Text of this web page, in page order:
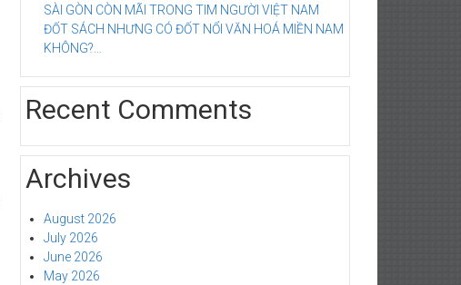
SÀI GÒN CÒN MÃI TRONG TIM NGƯỜI VIỆT NAM
ĐỐT SÁCH NHƯNG CÓ ĐỐT NỔI VĂN HOÁ MIỀN NAM
KHÔNG?…
Recent Comments
Archives
August 2026
July 2026
June 2026
May 2026